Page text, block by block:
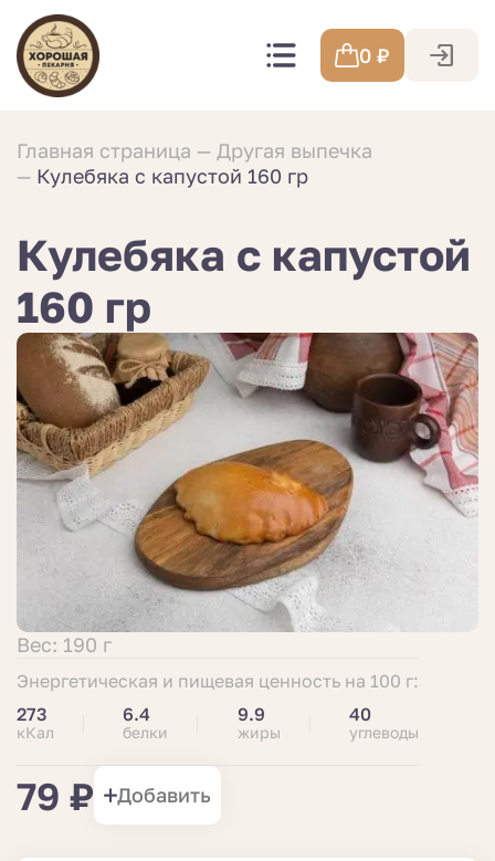
0 ₽
Главная страница
Другая выпечка
Кулебяка с капустой 160 гр
Кулебяка с капустой
160 гр
Вес: 190 г
Энергетическая и пищевая ценность на 100 г:
273
кКал
6.4
белки
9.9
жиры
40
углеводы
79 ₽ Добавить